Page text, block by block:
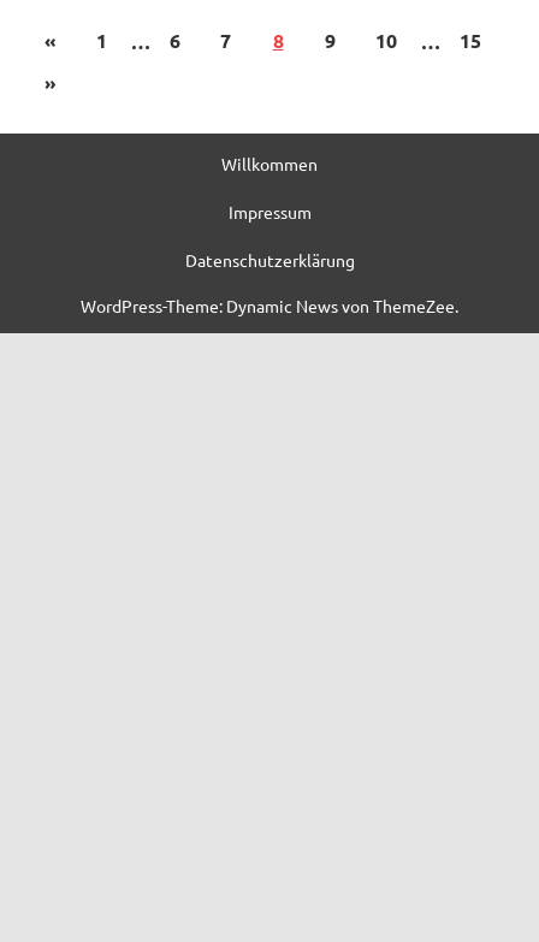
« 1 … 6 7 8 9 10 …
15
»
Willkommen
Impressum
Datenschutzerklärung
WordPress-Theme: Dynamic News von ThemeZee.